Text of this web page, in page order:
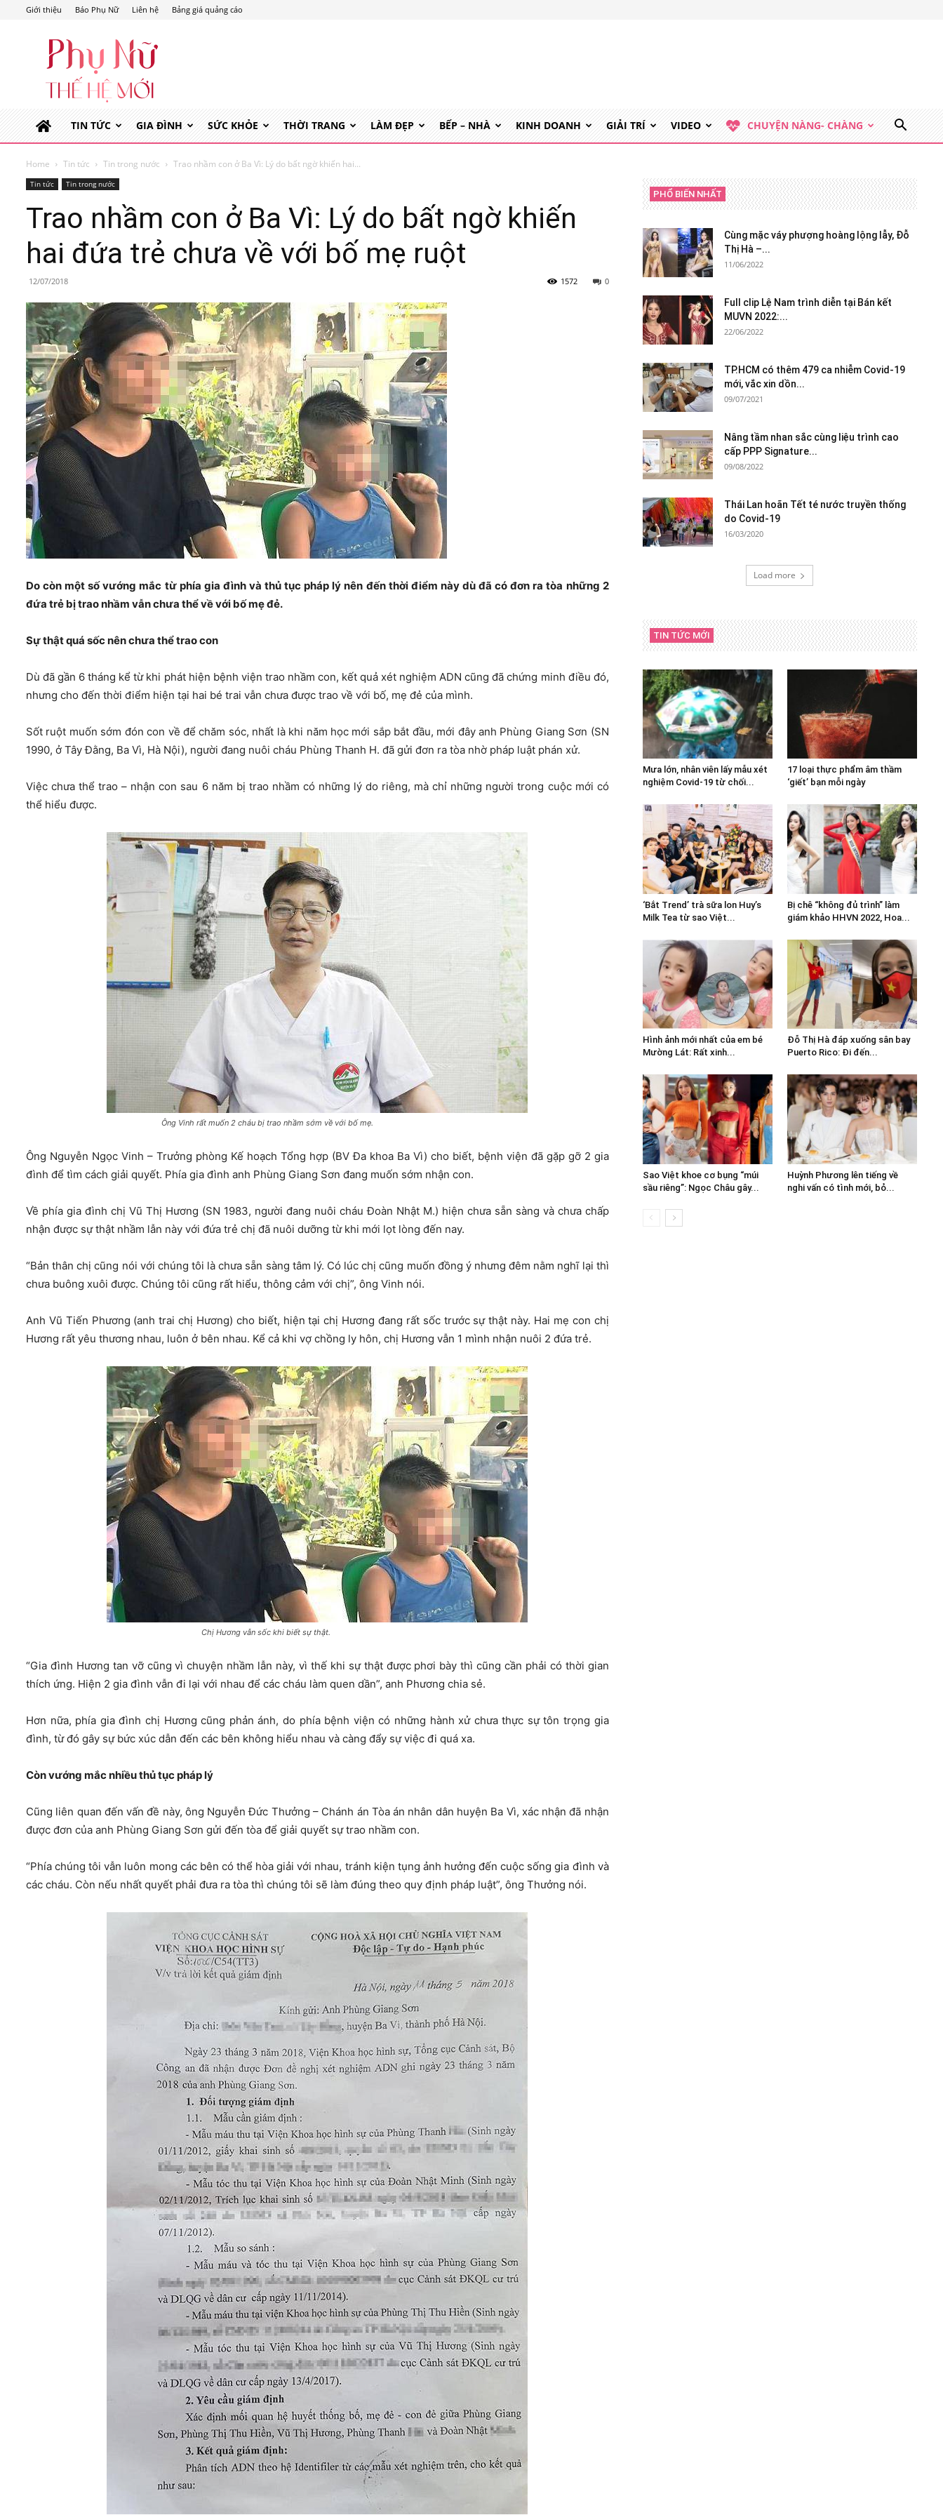
Giới thiệu Báo Phụ Nữ Liên hệ Bảng giá quảng cáo
Phụ
Nữ
Hệ
TIN TỨC
GIA ĐÌNH SỨC KHỎE THỜI TRANG LÀM ĐẸP BẾP – NHÀ KINH DOANH GIẢI TRÍ VIDEO CHUYỆN NÀNG- CHÀNG
Home Tin tức Tin trong nước Trao nhầm con ở Ba Vì: Lý do bất ngờ khiến hai...
Tin tức Tin trong nước
Trao nhầm con ở Ba Vì: Lý do bất ngờ khiến
hai đứa trẻ chưa về với bố mẹ ruột
12/07/2018 0
1572
Do còn một số vướng mắc từ phía gia đình và thủ tục pháp lý nên đến thời điểm này dù đã có đơn ra tòa những 2
đứa trẻ bị trao nhầm vẫn chưa thể về với bố mẹ đẻ.
Sự thật quá sốc nên chưa thể trao con
Dù đã gần 6 tháng kể từ khi phát hiện bệnh viện trao nhầm con, kết quả xét nghiệm ADN cũng đã chứng minh điều đó,
nhưng cho đến thời điểm hiện tại hai bé trai vẫn chưa được trao về với bố, mẹ đẻ của mình.
Sốt ruột muốn sớm đón con về để chăm sóc, nhất là khi năm học mới sắp bắt đầu, mới đây anh Phùng Giang Sơn (SN
1990, ở Tây Đằng, Ba Vì, Hà Nội), người đang nuôi cháu Phùng Thanh H. đã gửi đơn ra tòa nhờ pháp luật phán xử.
Việc chưa thể trao – nhận con sau 6 năm bị trao nhầm có những lý do riêng, mà chỉ những người trong cuộc mới có
thể hiểu được.
Ông Vinh rất muốn 2 cháu bị trao nhầm sớm về với bố mẹ.
Ông Nguyễn Ngọc Vinh – Trưởng phòng Kế hoạch Tổng hợp (BV Đa khoa Ba Vì) cho biết, bệnh viện đã gặp gỡ 2 gia
đình để tìm cách giải quyết. Phía gia đình anh Phùng Giang Sơn đang muốn sớm nhận con.
Về phía gia đình chị Vũ Thị Hương (SN 1983, người đang nuôi cháu Đoàn Nhật M.) hiện chưa sẵn sàng và chưa chấp
nhận được sự thật nhầm lẫn này với đứa trẻ chị đã nuôi dưỡng từ khi mới lọt lòng đến nay.
“Bản thân chị cũng nói với chúng tôi là chưa sẵn sàng tâm lý. Có lúc chị cũng muốn đồng ý nhưng đêm nằm nghĩ lại thì
chưa buông xuôi được. Chúng tôi cũng rất hiểu, thông cảm với chị”, ông Vinh nói.
Anh Vũ Tiến Phương (anh trai chị Hương) cho biết, hiện tại chị Hương đang rất sốc trước sự thật này. Hai mẹ con chị
Hương rất yêu thương nhau, luôn ở bên nhau. Kể cả khi vợ chồng ly hôn, chị Hương vẫn 1 mình nhận nuôi 2 đứa trẻ.
Chị Hương vẫn sốc khi biết sự thật.
“Gia đình Hương tan vỡ cũng vì chuyện nhầm lẫn này, vì thế khi sự thật được phơi bày thì cũng cần phải có thời gian
thích ứng. Hiện 2 gia đình vẫn đi lại với nhau để các cháu làm quen dần”, anh Phương chia sẻ.
Hơn nữa, phía gia đình chị Hương cũng phản ánh, do phía bệnh viện có những hành xử chưa thực sự tôn trọng gia
đình, từ đó gây sự bức xúc dẫn đến các bên không hiểu nhau và càng đẩy sự việc đi quá xa.
Còn vướng mắc nhiều thủ tục pháp lý
Cũng liên quan đến vấn đề này, ông Nguyễn Đức Thưởng – Chánh án Tòa án nhân dân huyện Ba Vì, xác nhận đã nhận
được đơn của anh Phùng Giang Sơn gửi đến tòa để giải quyết sự trao nhầm con.
“Phía chúng tôi vẫn luôn mong các bên có thể hòa giải với nhau, tránh kiện tụng ảnh hưởng đến cuộc sống gia đình và
các cháu. Còn nếu nhất quyết phải đưa ra tòa thì chúng tôi sẽ làm đúng theo quy định pháp luật”, ông Thưởng nói.
PHỔ BIẾN NHẤT
Cùng mặc váy phượng hoàng lộng lẫy, Đỗ
Thị Hà –...
11/06/2022
Full clip Lệ Nam trình diễn tại Bán kết
MUVN 2022:...
22/06/2022
TP.HCM có thêm 479 ca nhiễm Covid-19
mới, vắc xin dồn...
09/07/2021
Nâng tầm nhan sắc cùng liệu trình cao
cấp PPP Signature...
09/08/2022
Thái Lan hoãn Tết té nước truyền thống
do Covid-19
16/03/2020
Load more
TIN TỨC MỚI
Mưa lớn, nhân viên lấy mẫu xét
nghiệm Covid-19 từ chối...
17 loại thực phẩm âm thầm
‘giết’ bạn mỗi ngày
‘Bắt Trend’ trà sữa lon Huy’s
Milk Tea từ sao Việt...
Bị chê “không đủ trình” làm
giám khảo HHVN 2022, Hoa...
Hình ảnh mới nhất của em bé
Mường Lát: Rất xinh...
Đỗ Thị Hà đáp xuống sân bay
Puerto Rico: Đi đến...
Sao Việt khoe cơ bụng “múi
sầu riêng”: Ngọc Châu gây...
Huỳnh Phương lên tiếng về
nghi vấn có tình mới, bỏ...